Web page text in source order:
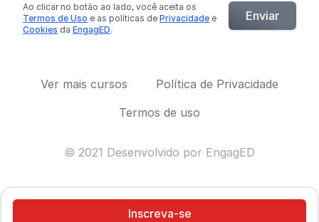
Inscreva-se
Ao clicar no botão ao lado, você aceita os
Termos de Uso e as políticas de Privacidade e
Cookies da EngagED.
Enviar
Ver mais cursos
Política de Privacidade
Termos de uso
© 2021 Desenvolvido por EngagED